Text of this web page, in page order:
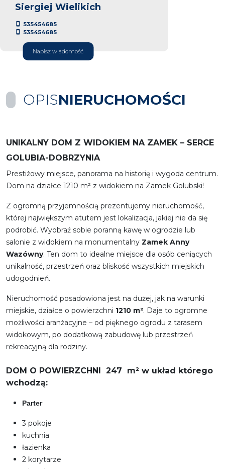
Siergiej Wielikich
535454685
535454685
Napisz wiadomość
OPISNIERUCHOMOŚCI
UNIKALNY DOM Z WIDOKIEM NA ZAMEK – SERCE
GOLUBIA-DOBRZYNIA
Prestiżowy miejsce, panorama na historię i wygoda centrum.
Dom na działce 1210 m² z widokiem na Zamek Golubski!
Z ogromną przyjemnością prezentujemy nieruchomość,
której największym atutem jest lokalizacja, jakiej nie da się
podrobić. Wyobraź sobie poranną kawę w ogrodzie lub
salonie z widokiem na monumentalny Zamek Anny
Wazówny. Ten dom to idealne miejsce dla osób ceniących
unikalność, przestrzeń oraz bliskość wszystkich miejskich
udogodnień.
Nieruchomość posadowiona jest na dużej, jak na warunki
miejskie, działce o powierzchni 1210 m². Daje to ogromne
możliwości aranżacyjne – od pięknego ogrodu z tarasem
widokowym, po dodatkową zabudowę lub przestrzeń
rekreacyjną dla rodziny.
DOM O POWIERZCHNI 247
m² w układ którego
wchodzą:
Parter
3 pokoje
kuchnia
łazienka
2 korytarze